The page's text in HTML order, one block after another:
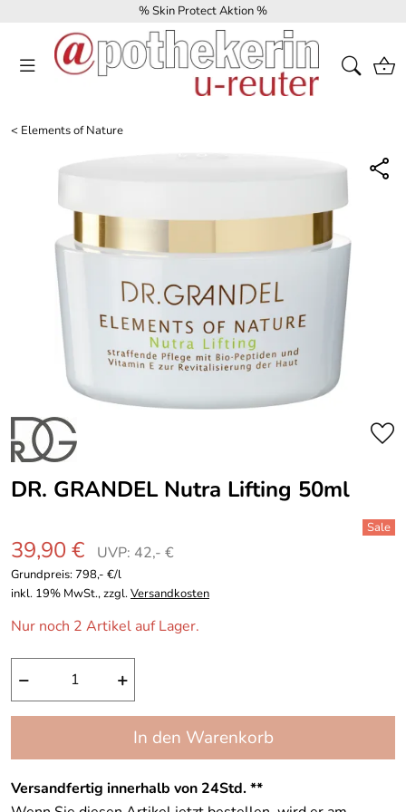
% Skin Protect Aktion %
< Elements of Nature
DR. GRANDEL Nutra Lifting 50ml
39,90 € UVP: 42,- €
Grundpreis:798,- €/l
inkl. 19% MwSt., zzgl.Versandkosten
Nur noch 2 Artikel auf Lager.
− +
In den Warenkorb
Versandfertig innerhalb von 24Std. **